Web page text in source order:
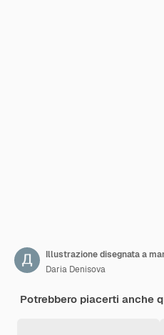
Daria Denisova
Potrebbero piacerti anche